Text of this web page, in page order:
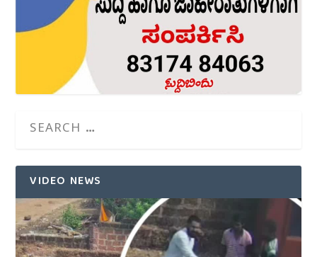
VIDEO NEWS